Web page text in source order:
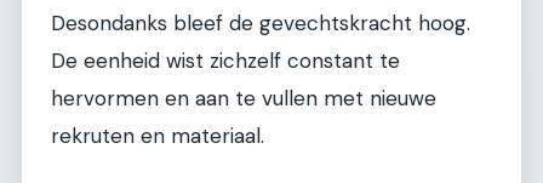
Desondanks bleef de gevechtskracht hoog.
De eenheid wist zichzelf constant te
hervormen en aan te vullen met nieuwe
rekruten en materiaal.